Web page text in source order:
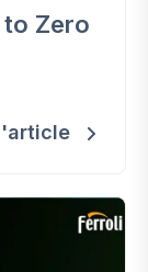
to Zero